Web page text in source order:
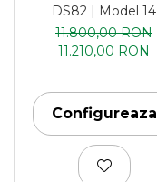
DS82 | Model 14
11.800,00 RON
11.210,00 RON
Configureaza